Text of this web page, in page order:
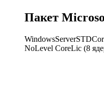
Пакет
NoLevel CoreLic (8